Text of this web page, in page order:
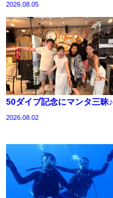
2026.08.05
50ダイブ記念にマンタ三昧♪
2026.08.02